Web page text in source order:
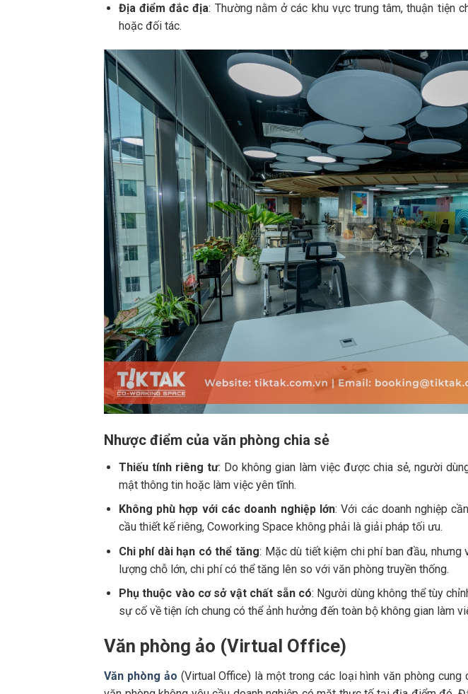
Địa điểm đắc địa: Thường nằm ở các khu vực trung tâm, thuận tiện
hoặc đối tác.
Nhược điểm của văn phòng chia sẻ
Thiếu tính riêng tư: Do không gian làm việc được chia sẻ, người
mật thông tin hoặc làm việc yên tĩnh.
Không phù hợp với các doanh nghiệp lớn: Với các doanh nghiệp
cầu thiết kế riêng, Coworking Space không phải là giải pháp tối ưu.
Chi phí dài hạn có thể tăng: Mặc dù tiết kiệm chi phí ban đầu,
lượng chỗ lớn, chi phí có thể tăng lên so với văn phòng truyền thống.
Phụ thuộc vào cơ sở vật chất sẵn có: Người dùng không thể tùy
sự cố về tiện ích chung có thể ảnh hưởng đến toàn bộ không gian làm
Văn phòng ảo (Virtual Office)
Văn phòng ảo (Virtual Office) là một trong các loại hình văn phòng